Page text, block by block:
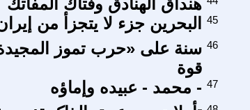
هنداق الهنادق وفتاك المفاتك
البحرين جزء لا يتجزأ من 45
سنة على «حرب تموز
قوة
46
- محمد - عبيده وإماؤه 47